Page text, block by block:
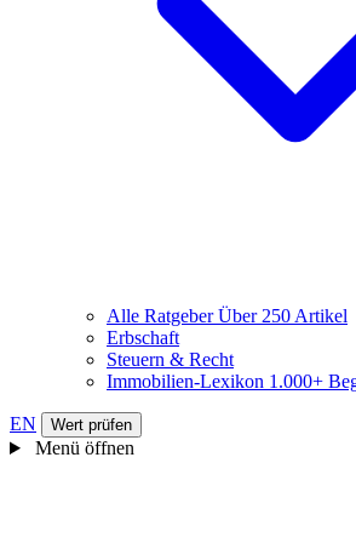
Alle RatgeberÜber 250 Artikel
Erbschaft
Steuern & Recht
Immobilien-Lexikon 1.000+
EN Wert prüfen
Menü öffnen